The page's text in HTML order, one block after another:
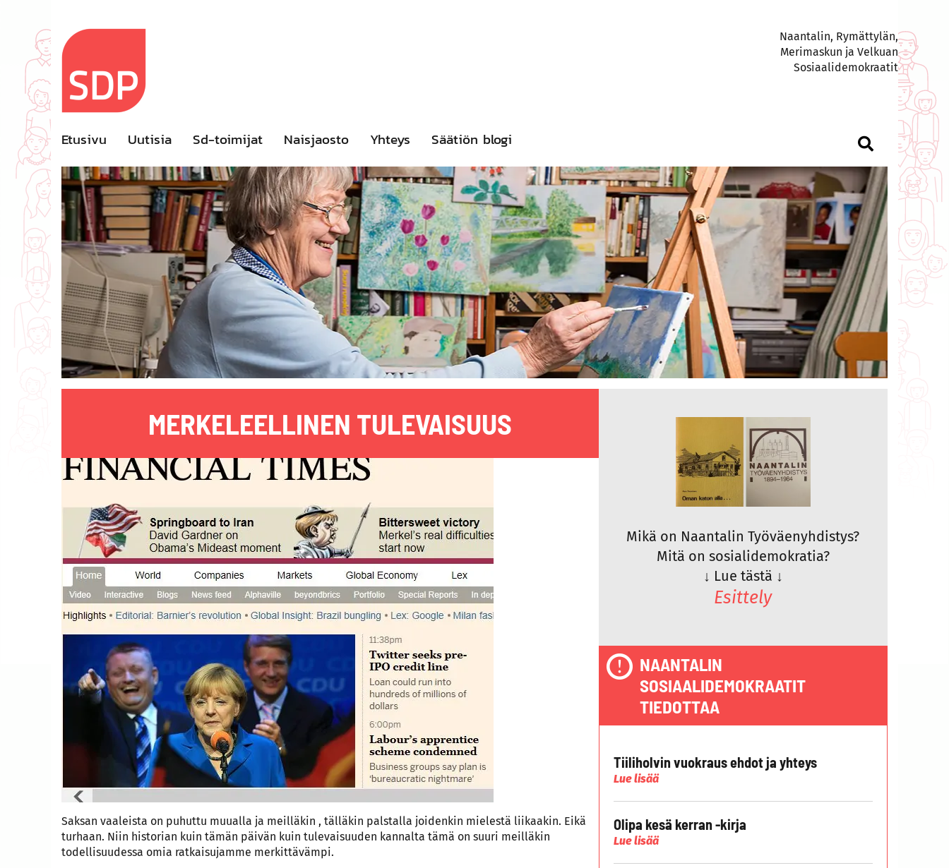
content
Naantalin, Rymättylän,
Merimaskun ja Velkuan
Sosiaalidemokraatit
Etusivu Uutisia Sd-toimijat Naisjaosto Yhteys Säätiön blogi
MERKELEELLINEN TULEVAISUUS
Saksan vaaleista on puhuttu muualla ja meilläkin , tälläkin palstalla joidenkin mielestä liikaakin. Eikä
turhaan. Niin historian kuin tämän päivän kuin tulevaisuuden kannalta tämä on suuri meilläkin
todellisuudessa omia ratkaisujamme merkittävämpi.
Mikä on Naantalin Työväenyhdistys?
Mitä on sosialidemokratia?
↓ Lue tästä ↓
Esittely
NAANTALIN
SOSIAALIDEMOKRAATIT
TIEDOTTAA
Tiiliholvin vuokraus ehdot ja yhteys
Lue lisää
Olipa kesä kerran -kirja
Lue lisää